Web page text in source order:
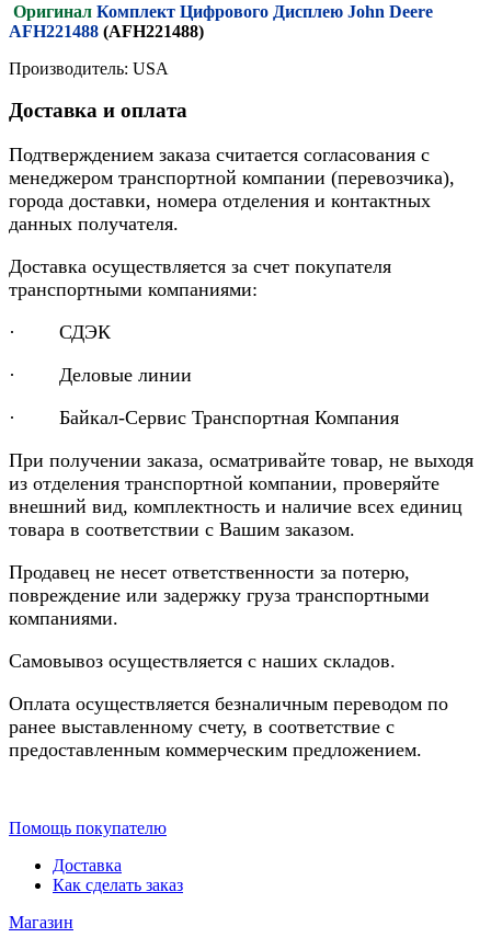
Оригинал Комплект Цифрового Дисплею John Deere
AFH221488 (AFH221488)
Производитель: USA
Доставка и оплата
Подтверждением заказа считается согласования с
менеджером транспортной компании (перевозчика),
города доставки, номера отделения и контактных
данных получателя.
Доставка осуществляется за счет покупателя
транспортными компаниями:
· СДЭК
· Деловые линии
· Байкал-Сервис Транспортная Компания
При получении заказа, осматривайте товар, не выходя
из отделения транспортной компании, проверяйте
внешний вид, комплектность и наличие всех единиц
товара в соответствии с Вашим заказом.
Продавец не несет ответственности за потерю,
повреждение или задержку груза транспортными
компаниями.
Самовывоз осуществляется с наших складов.
Оплата осуществляется безналичным переводом по
ранее выставленному счету, в соответствие с
предоставленным коммерческим предложением.
Помощь покупателю
Доставка
Как сделать заказ
Магазин